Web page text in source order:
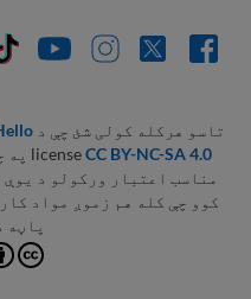
تاسو هرکله کولی شئ چې د
licenseCC BY-NC-SA 4.0
په
مناسب اعتبار ورکولو د
کوو چې کله هم زموږ مواد
پاڼه